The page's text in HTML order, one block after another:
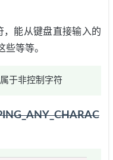
能从键盘直接输入的
等等。
于非控制字符